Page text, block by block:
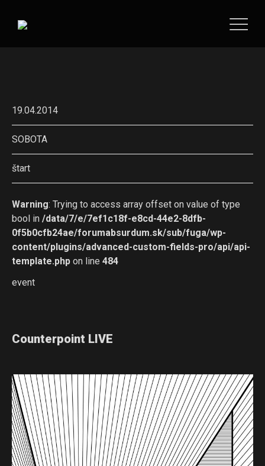
19.04.2014
SOBOTA
štart
Warning: Trying to access array offset on value of type
bool in /data/7/e/7ef1c18f-e8cd-44e2-8dfb-
0f5b0cfb24ae/forumabsurdum.sk/sub/fuga/wp-
content/plugins/advanced-custom-fields-pro/api/api-
template.php on line 484
event
Counterpoint LIVE